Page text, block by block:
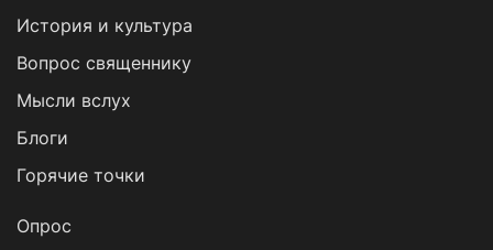
История и культура
Вопрос священнику
Мысли вслух
Блоги
Горячие точки
Опрос